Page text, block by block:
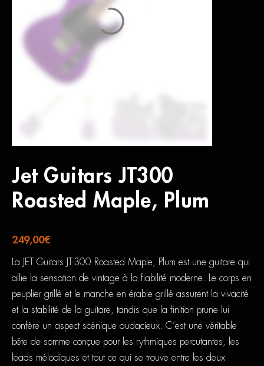
Jet Guitars JT300
Roasted Maple, Plum
249,00€
La JET Guitars JT-300 Roasted Maple, Plum est une guitare qui
allie la sensation de vintage à la fiabilité moderne. Le corps en
peuplier grillé et le manche en érable grillé assurent la vivacité
et la stabilité de la guitare, tandis que la finition prune lui
confère un aspect scénique audacieux. C’est une véritable
bête de somme conçue pour les rythmiques percutantes, les
leads mélodiques et tout ce qui se trouve entre les deux